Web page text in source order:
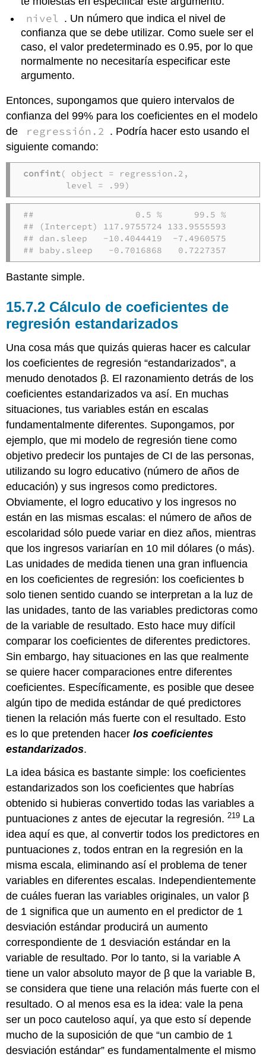
nivel . Un número que indica el nivel de
confianza que se debe utilizar. Como suele ser el
caso, el valor predeterminado es 0.95, por lo que
normalmente no necesitaría especificar este
argumento.
Entonces, supongamos que quiero intervalos de
confianza del 99% para los coeficientes en el modelo
de
regressión.2 . Podría hacer esto usando el
siguiente comando:
confint( object = regression.2,
        level = .99)
##                   0.5 %      99.5 %
## (Intercept) 117.9755724 133.9555593
## dan.sleep   -10.4044419  -7.4960575
## baby.sleep   -0.7016868   0.7227357
Bastante simple.
Cálculo de coeficientes de
regresión estandarizados
Una cosa más que quizás quieras hacer es calcular
los coeficientes de regresión “estandarizados”, a
menudo denotados β. El razonamiento detrás de los
coeficientes estandarizados va así. En muchas
situaciones, tus variables están en escalas
fundamentalmente diferentes. Supongamos, por
ejemplo, que mi modelo de regresión tiene como
objetivo predecir los puntajes de CI de las personas,
utilizando su logro educativo (número de años de
educación) y sus ingresos como predictores.
Obviamente, el logro educativo y los ingresos no
están en las mismas escalas: el número de años de
escolaridad sólo puede variar en diez años, mientras
que los ingresos variarían en 10 mil dólares (o más).
Las unidades de medida tienen una gran influencia
en los coeficientes de regresión: los coeficientes b
solo tienen sentido cuando se interpretan a la luz de
las unidades, tanto de las variables predictoras como
de la variable de resultado. Esto hace muy difícil
comparar los coeficientes de diferentes predictores.
Sin embargo, hay situaciones en las que realmente
se quiere hacer comparaciones entre diferentes
coeficientes. Específicamente, es posible que desee
algún tipo de medida estándar de qué predictores
tienen la relación más fuerte con el resultado. Esto
es lo que pretenden hacerlos coeficientes
estandarizados.
La idea básica es bastante simple: los coeficientes
estandarizados son los coeficientes que habrías
obtenido si hubieras convertido todas las variables a
puntuaciones z antes de ejecutar la regresión.219 La
idea aquí es que, al convertir todos los predictores en
puntuaciones z, todos entran en la regresión en la
misma escala, eliminando así el problema de tener
variables en diferentes escalas. Independientemente
de cuáles fueran las variables originales, un valor β
de 1 significa que un aumento en el predictor de 1
desviación estándar producirá un aumento
correspondiente de 1 desviación estándar en la
variable de resultado. Por lo tanto, si la variable A
tiene un valor absoluto mayor de β que la variable B,
se considera que tiene una relación más fuerte con el
resultado. O al menos esa es la idea: vale la pena
ser un poco cauteloso aquí, ya que esto sí depende
mucho de la suposición de que “un cambio de 1
desviación estándar” es fundamentalmente el mismo